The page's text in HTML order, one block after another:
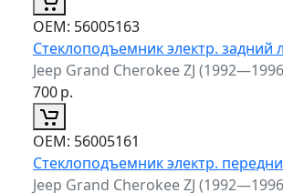
ОЕМ: 56005163
Стеклоподъемник электр. задний
Jeep Grand Cherokee ZJ
700р.
ОЕМ: 56005161
Стеклоподъемник электр.
Jeep Grand Cherokee ZJ